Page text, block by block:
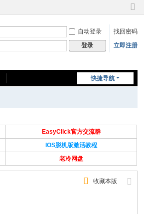
切
到
窄
自动登录
找回密码
登录 立即注册
快捷导航
EasyClick官方交流群
IOS脱机版激活教程
老冷网盘
收藏本版